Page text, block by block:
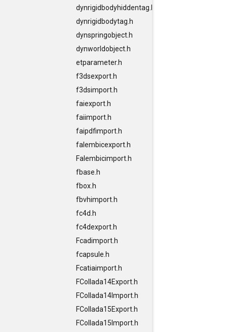
dynrigidbodyhiddentag.h
dynrigidbodytag.h
dynspringobject.h
dynworldobject.h
etparameter.h
f3dsexport.h
f3dsimport.h
faiexport.h
faiimport.h
faipdfimport.h
falembicexport.h
Falembicimport.h
fbase.h
fbox.h
fbvhimport.h
fc4d.h
fc4dexport.h
Fcadimport.h
fcapsule.h
Fcatiaimport.h
FCollada14Export.h
FCollada14Import.h
FCollada15Export.h
FCollada15Import.h